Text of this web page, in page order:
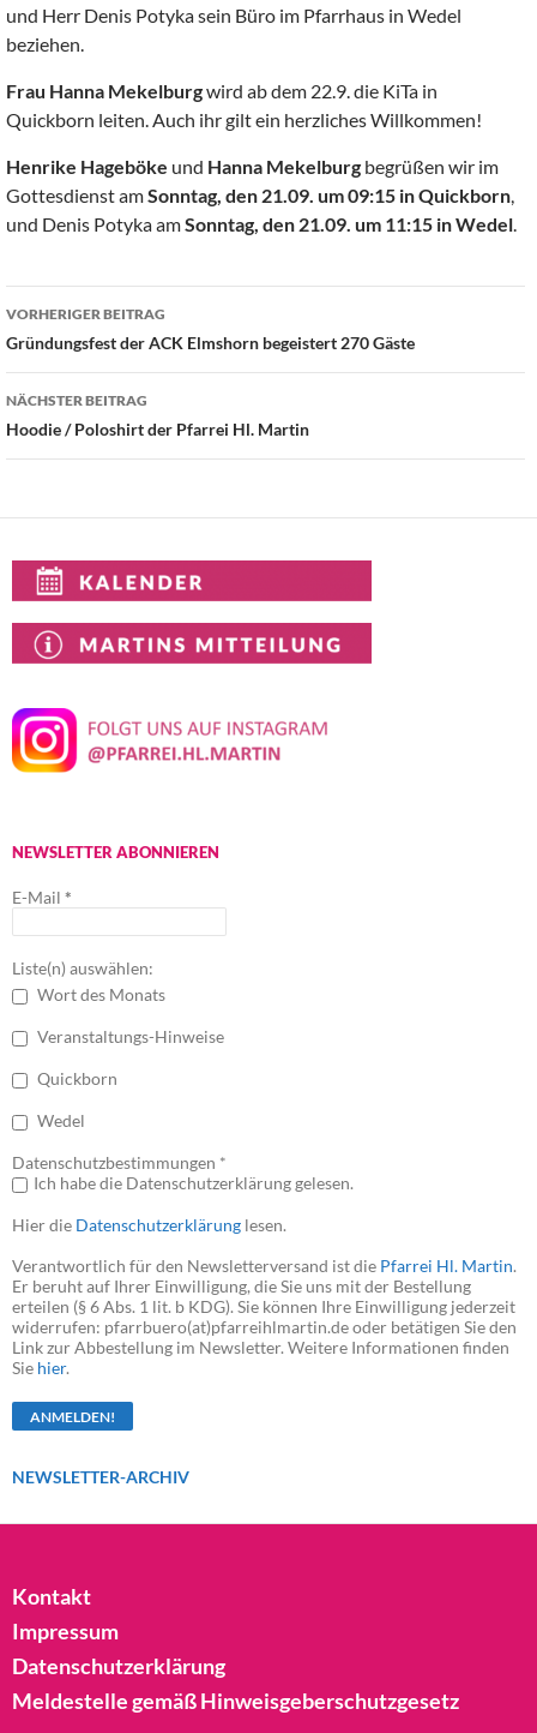
und Herr Denis Potyka sein Büro im Pfarrhaus in Wedel
beziehen.
Frau Hanna Mekelburgwird ab dem 22.9. die KiTa in
Quickborn leiten. Auch ihr gilt ein herzliches Willkommen!
Henrike Hageböke und Hanna Mekelburg begrüßen wir im
Gottesdienst amSonntag, den 21.09. um 09:15 in Quickborn,
und Denis Potyka amSonntag, den 21.09. um 11:15 in Wedel.
Beitragsnavigation
VORHERIGER BEITRAG
Gründungsfest der ACK Elmshorn begeistert 270 Gäste
NÄCHSTER BEITRAG
Hoodie / Poloshirt der Pfarrei Hl. Martin
NEWSLETTER ABONNIEREN
E-Mail *
Liste(n) auswählen:
Wort des Monats
Veranstaltungs-Hinweise
Quickborn
Wedel
Datenschutzbestimmungen *
Ich habe die Datenschutzerklärung gelesen.
Hier die Datenschutzerklärung lesen.
Verantwortlich für den Newsletterversand ist die Pfarrei Hl. Martin.
Er beruht auf Ihrer Einwilligung, die Sie uns mit der Bestellung
erteilen (§ 6 Abs. 1 lit. b KDG). Sie können Ihre Einwilligung jederzeit
widerrufen: pfarrbuero(at)pfarreihlmartin.de oder betätigen Sie den
Link zur Abbestellung im Newsletter. Weitere Informationen finden
Sie hier.
NEWSLETTER-ARCHIV
Kontakt
Impressum
Datenschutzerklärung
Meldestelle gemäß Hinweisgeberschutzgesetz